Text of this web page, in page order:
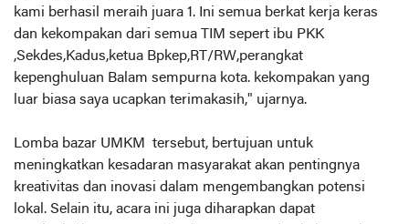
kami berhasil meraih juara 1. Ini semua berkat kerja keras
dan kekompakan dari semua TIM sepert ibu PKK
,Sekdes,Kadus,ketua Bpkep,RT/RW,perangkat
kepenghuluan Balam sempurna kota. kekompakan yang
luar biasa saya ucapkan terimakasih," ujarnya.
Lomba bazar UMKM tersebut, bertujuan untuk
meningkatkan kesadaran masyarakat akan pentingnya
kreativitas dan inovasi dalam mengembangkan potensi
lokal. Selain itu, acara ini juga diharapkan dapat